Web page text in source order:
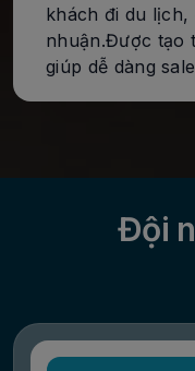
khách đi du
nhuận.Được tạo
giúp dễ dàng
Đội